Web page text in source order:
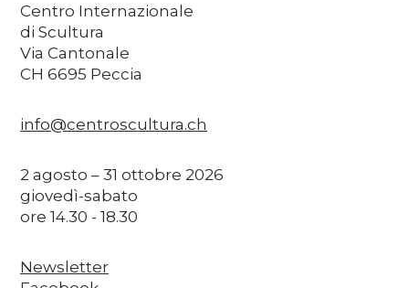
Centro Internazionale
di Scultura
Via Cantonale
CH 6695 Peccia
info@centroscultura.ch
2 agosto – 31 ottobre 2026
giovedì-sabato
ore 14.30 - 18.30
Newsletter